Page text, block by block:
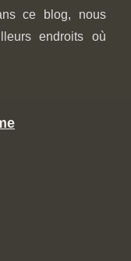
ce blog, nous
endroits où